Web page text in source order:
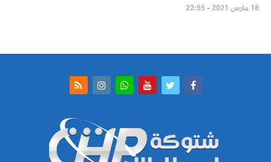
18 مارس 2021 - 22:55